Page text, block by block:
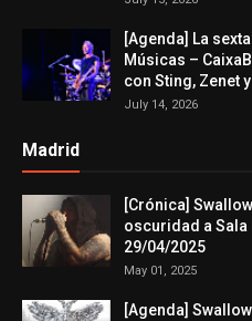
[Agenda] La
Músicas –
con Sting, Zenet
July 14, 2026
Madrid
[Crónica]
oscuridad a
29/04/2025
May 01, 2025
[Agenda]